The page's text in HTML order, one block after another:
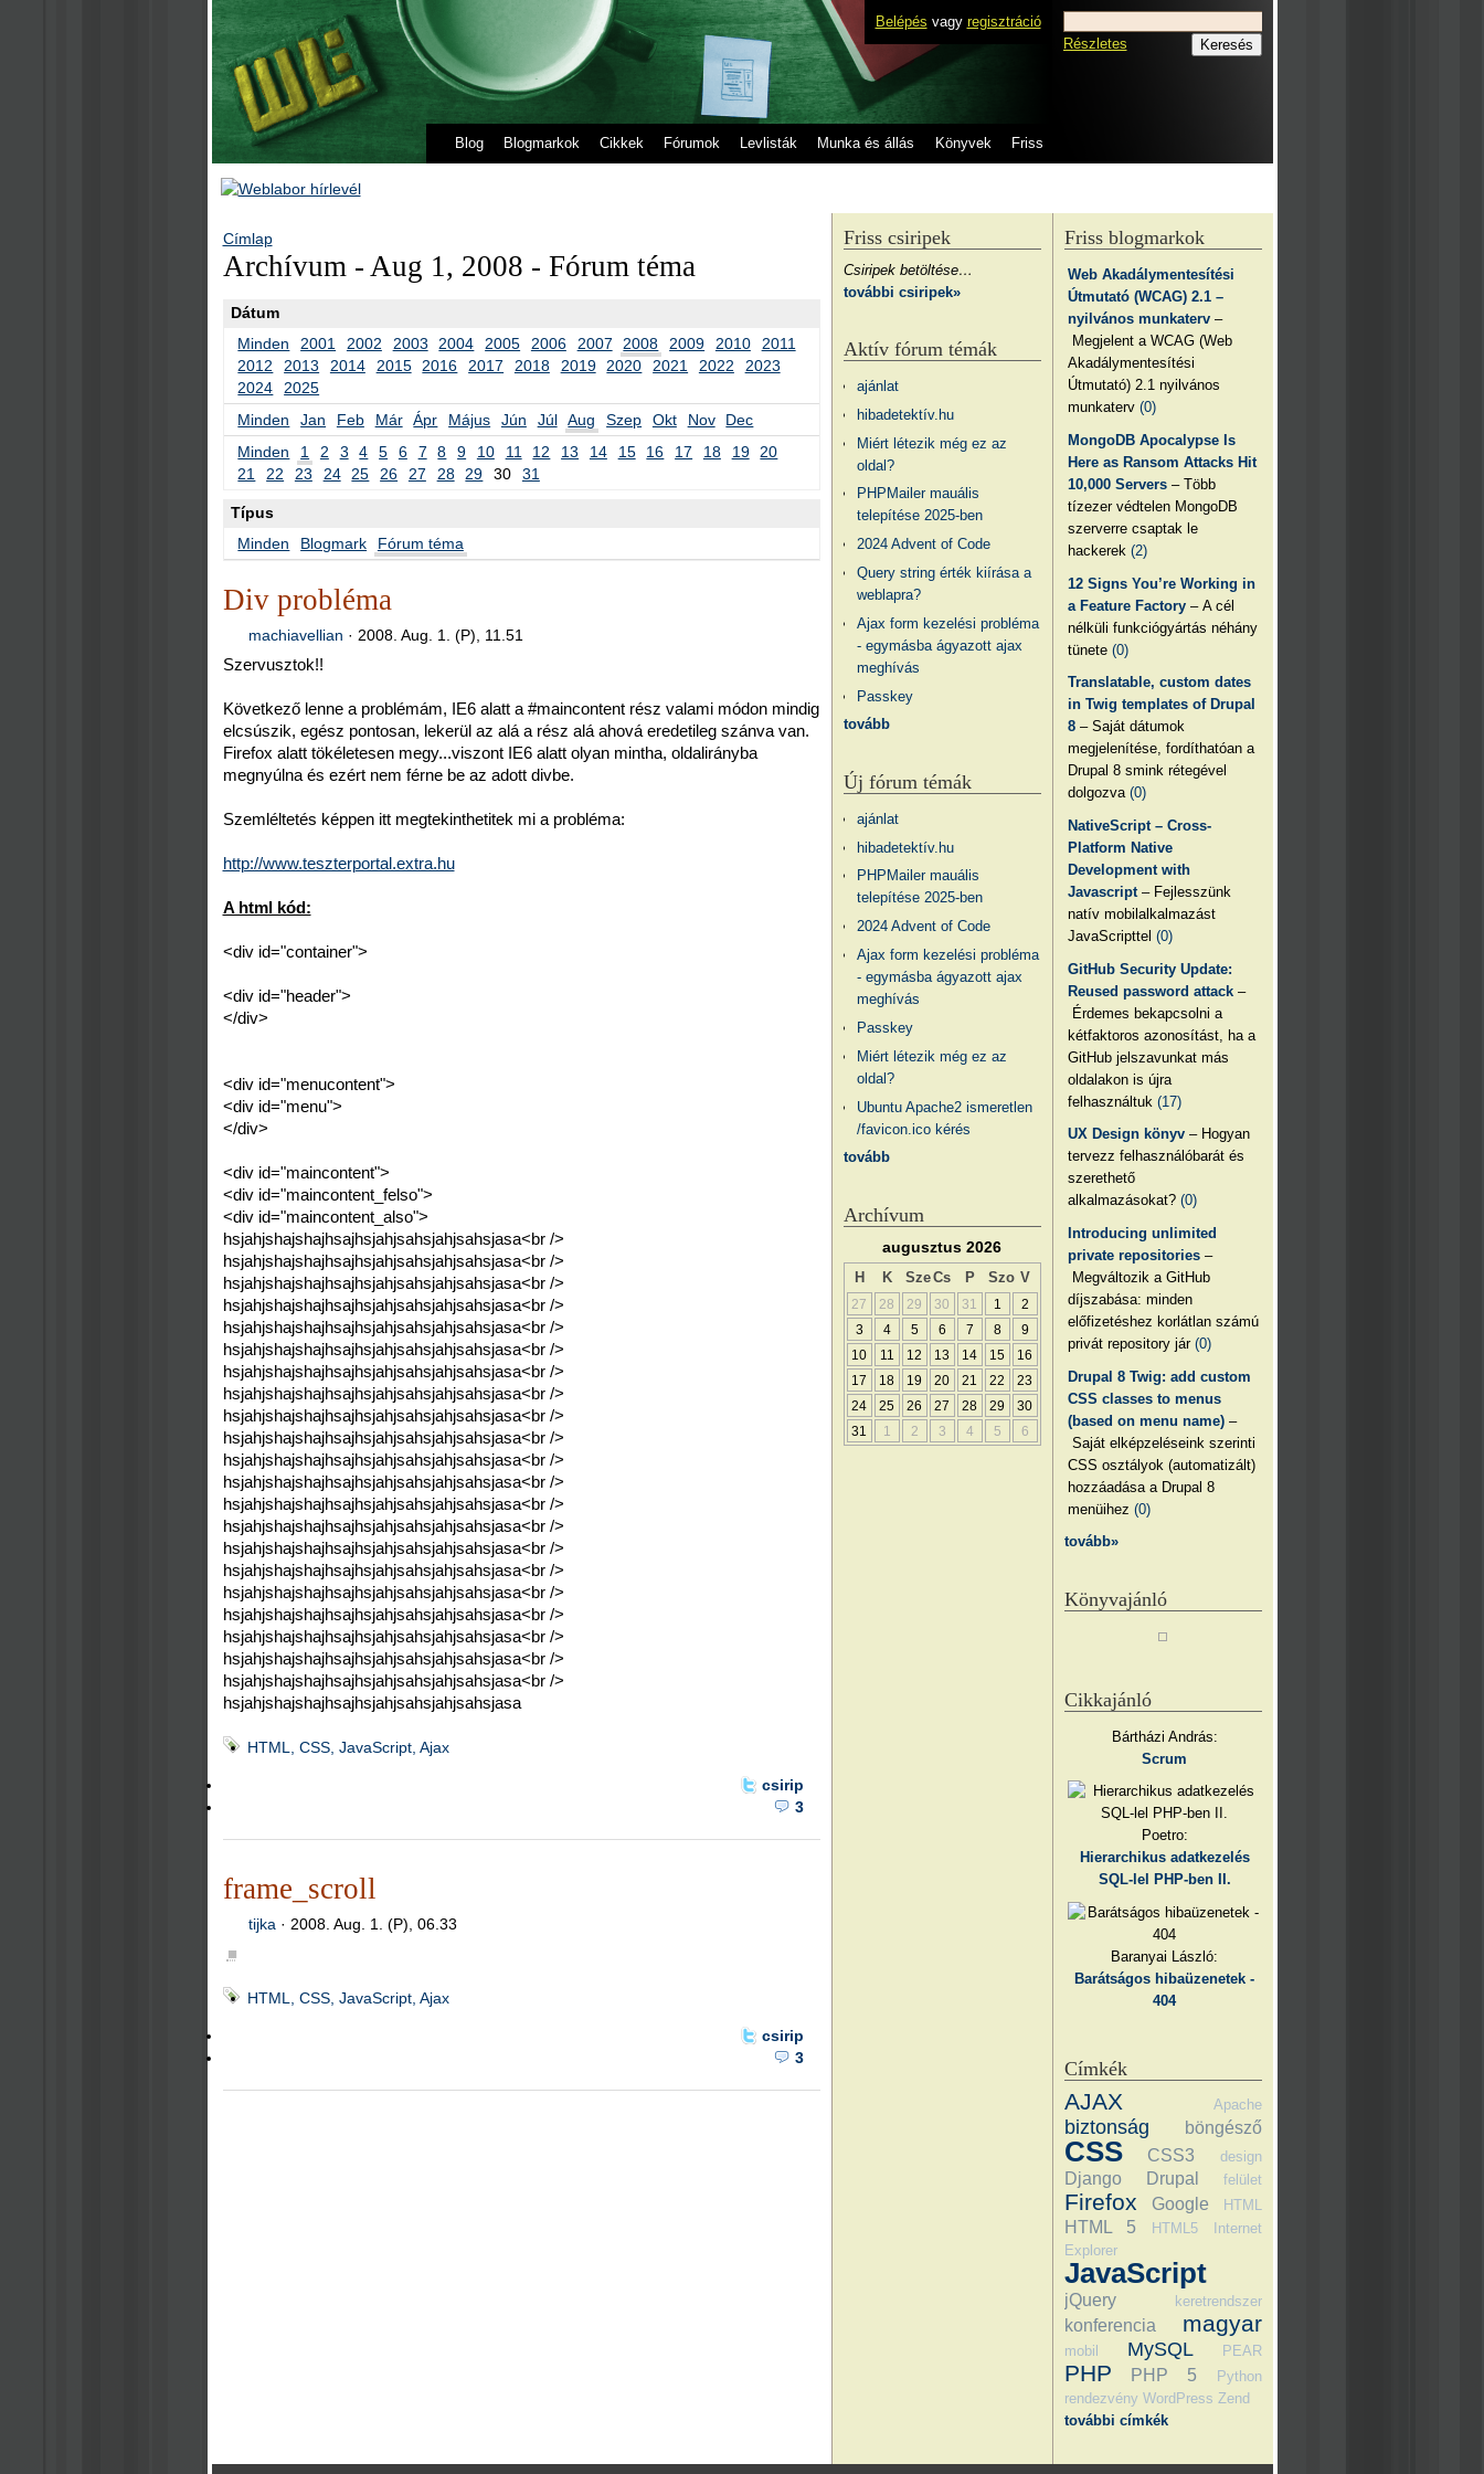
Belépés vagy regisztráció
Blog Blogmarkok Cikkek Fórumok Levlisták Munka és állás Könyvek Friss
Részletes
Címlap
Archívum - Aug 1, 2008 - Fórum téma
Dátum
Minden
2001 2002 2003 2004 2005 2006 2007 2008 2009 2010
2011
2012
2013 2014 2015 2016 2017 2018 2019 2020 2021 2022
2023
2024
2025
Minden
Jan Feb Már Ápr Május Jún Júl Aug Szep Okt Nov
Dec
Minden
1 2 3 4 5 6 7 8 9 10 11 12 13 14 15 16 17 18 19
20
21
22 23 24 25 26 27 28 29 30 31
Típus
Minden
Blogmark Fórum téma
Div probléma
machiavellian ·2008. Aug. 1. (P), 11.51
Szervusztok!!
Következő lenne a problémám, IE6 alatt a #maincontent rész valami módon mindig
elcsúszik, egész pontosan, lekerül az alá a rész alá ahová eredetileg szánva van.
Firefox alatt tökéletesen megy...viszont IE6 alatt olyan mintha, oldalirányba
megnyúlna és ezért nem férne be az adott divbe.
Szemléltetés képpen itt megtekinthetitek mi a probléma:
http://www.teszterportal.extra.hu
A html kód:
<div id="container">
<div id="header">
</div>
<div id="menucontent">
<div id="menu">
</div>
<div id="maincontent">
<div id="maincontent_felso">
<div id="maincontent_also">
hsjahjshajshajhsajhsjahjsahsjahjsahsjasa<br />
hsjahjshajshajhsajhsjahjsahsjahjsahsjasa<br />
hsjahjshajshajhsajhsjahjsahsjahjsahsjasa<br />
hsjahjshajshajhsajhsjahjsahsjahjsahsjasa<br />
hsjahjshajshajhsajhsjahjsahsjahjsahsjasa<br />
hsjahjshajshajhsajhsjahjsahsjahjsahsjasa<br />
hsjahjshajshajhsajhsjahjsahsjahjsahsjasa<br />
hsjahjshajshajhsajhsjahjsahsjahjsahsjasa<br />
hsjahjshajshajhsajhsjahjsahsjahjsahsjasa<br />
hsjahjshajshajhsajhsjahjsahsjahjsahsjasa<br />
hsjahjshajshajhsajhsjahjsahsjahjsahsjasa<br />
hsjahjshajshajhsajhsjahjsahsjahjsahsjasa<br />
hsjahjshajshajhsajhsjahjsahsjahjsahsjasa<br />
hsjahjshajshajhsajhsjahjsahsjahjsahsjasa<br />
hsjahjshajshajhsajhsjahjsahsjahjsahsjasa<br />
hsjahjshajshajhsajhsjahjsahsjahjsahsjasa<br />
hsjahjshajshajhsajhsjahjsahsjahjsahsjasa<br />
hsjahjshajshajhsajhsjahjsahsjahjsahsjasa<br />
hsjahjshajshajhsajhsjahjsahsjahjsahsjasa<br />
hsjahjshajshajhsajhsjahjsahsjahjsahsjasa<br />
hsjahjshajshajhsajhsjahjsahsjahjsahsjasa<br />
hsjahjshajshajhsajhsjahjsahsjahjsahsjasa
HTML, CSS, JavaScript, Ajax
csirip
3
frame_scroll
tijka · 2008. Aug. 1. (P), 06.33
■
HTML, CSS, JavaScript, Ajax
csirip
3
Friss blogmarkok
Web Akadálymentesítési
Útmutató (WCAG) 2.1 –
nyilvános munkaterv –
Megjelent a WCAG (Web
Akadálymentesítési
Útmutató) 2.1 nyilvános
munkaterv(0)
MongoDB Apocalypse Is
Here as Ransom Attacks Hit
10,000 Servers – Több
tízezer védtelen MongoDB
szerverre csaptak le
hackerek(2)
12 Signs You’re Working in
a Feature Factory – A cél
nélküli funkciógyártás néhány
tünete(0)
Translatable, custom dates
in Twig templates of Drupal
8 – Saját dátumok
megjelenítése, fordíthatóan a
Drupal 8 smink rétegével
dolgozva(0)
NativeScript – Cross-
Platform Native
Development with
Javascript – Fejlesszünk
natív mobilalkalmazást
JavaScripttel(0)
GitHub Security Update:
Reused password attack –
Érdemes bekapcsolni a
kétfaktoros azonosítást, ha a
GitHub jelszavunkat más
oldalakon is újra
felhasználtuk(17)
UX Design könyv – Hogyan
tervezz felhasználóbarát és
szerethető
alkalmazásokat?(0)
Introducing unlimited
private repositories –
Megváltozik a GitHub
díjszabása: minden
előfizetéshez korlátlan számú
privát repository jár(0)
Drupal 8 Twig: add custom
CSS classes to menus
(based on menu name) –
Saját elképzeléseink szerinti
CSS osztályok (automatizált)
hozzáadása a Drupal 8
menüihez(0)
tovább»
Könyvajánló
Cikkajánló
Bártházi András:
Scrum
Poetro:
Hierarchikus adatkezelés
SQL-lel PHP-ben II.
Baranyai László:
Barátságos hibaüzenetek -
404
Címkék
AJAX Apache
biztonság böngésző
CSS CSS3 design
Django Drupal felület
Firefox Google HTML
HTML 5 HTML5
Internet
Explorer
JavaScript
jQuery keretrendszer
konferencia magyar
mobil MySQL PEAR
PHP PHP 5
Python
rendezvény WordPress Zend
további címkék
Friss csiripek
Csiripek betöltése…
további csiripek»
Aktív fórum témák
ajánlat
hibadetektív.hu
Miért létezik még ez az
oldal?
PHPMailer mauális
telepítése 2025-ben
2024 Advent of Code
Query string érték kiírása a
weblapra?
Ajax form kezelési probléma
- egymásba ágyazott ajax
meghívás
Passkey
tovább
Új fórum témák
ajánlat
hibadetektív.hu
PHPMailer mauális
telepítése 2025-ben
2024 Advent of Code
Ajax form kezelési probléma
- egymásba ágyazott ajax
meghívás
Passkey
Miért létezik még ez az
oldal?
Ubuntu Apache2 ismeretlen
/favicon.ico kérés
tovább
Archívum
augusztus 2026
H K SzeCs P Szo V
27 28 29 30 31 1
2
3
4 5 6 7 8
9
10
11 12 13 14 15
16
17
18 19 20 21 22
23
24
25 26 27 28 29
30
31
1 2 3 4 5 6